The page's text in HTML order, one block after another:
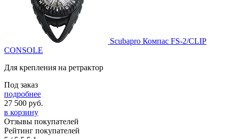
Scubapro Компас FS-2/CLIP
CONSOLE
Для крепления на ретрактор
Под заказ
подробнее
27 500 руб.
в корзину
Отзывы покупателей
Рейтинг покупателей